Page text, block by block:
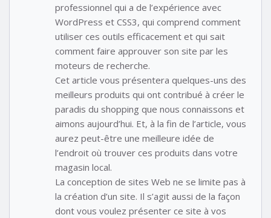
professionnel qui a de l’expérience avec
WordPress et CSS3, qui comprend comment
utiliser ces outils efficacement et qui sait
comment faire approuver son site par les
moteurs de recherche.
Cet article vous présentera quelques-uns des
meilleurs produits qui ont contribué à créer le
paradis du shopping que nous connaissons et
aimons aujourd’hui. Et, à la fin de l’article, vous
aurez peut-être une meilleure idée de
l’endroit où trouver ces produits dans votre
magasin local.
La conception de sites Web ne se limite pas à
la création d’un site. Il s’agit aussi de la façon
dont vous voulez présenter ce site à vos